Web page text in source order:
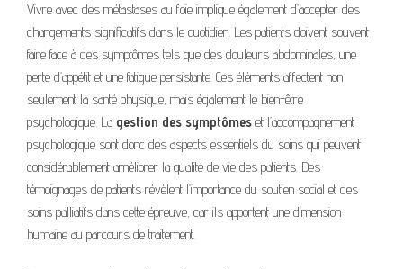
Vivre avec des métastases au foie implique également d’accepter des
changements significatifs dans le quotidien. Les patients doivent souvent
faire face à des symptômes tels que des douleurs abdominales, une
perte d’appétit et une fatigue persistante. Ces éléments affectent non
seulement la santé physique, mais également le bien-être
psychologique. La gestion des symptômes et l’accompagnement
psychologique sont donc des aspects essentiels du soins qui peuvent
considérablement améliorer la qualité de vie des patients. Des
témoignages de patients révèlent l’importance du soutien social et des
soins palliatifs dans cette épreuve, car ils apportent une dimension
humaine au parcours de traitement.